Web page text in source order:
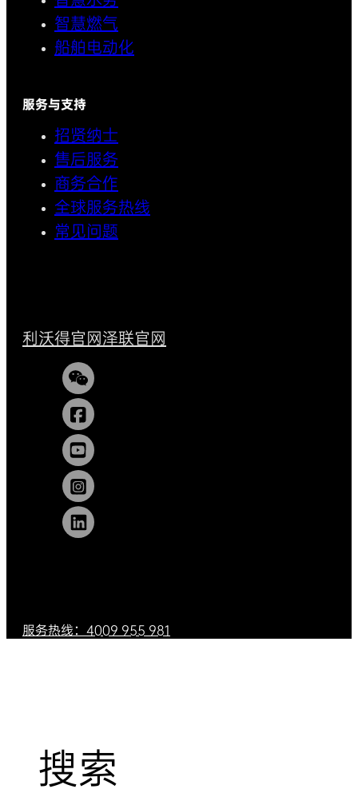
智慧燃气
船舶电动化
服务与支持
招贤纳士
售后服务
商务合作
全球服务热线
常见问题
利沃得官网泽联官网
服务热线：4009 955 981
搜索